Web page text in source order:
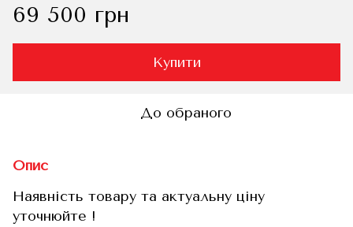
69 500 грн
Купити
До обраного
Опис
Наявність товару та актуальну ціну
уточнюйте !